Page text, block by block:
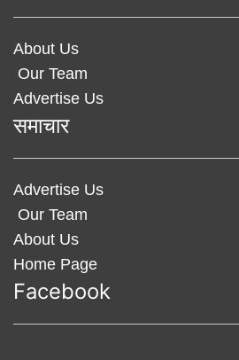
About Us
Our Team
Advertise Us
समाचार
Advertise Us
Our Team
About Us
Home Page
Facebook